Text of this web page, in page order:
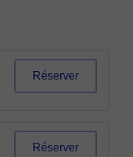
Réserver
Réserver